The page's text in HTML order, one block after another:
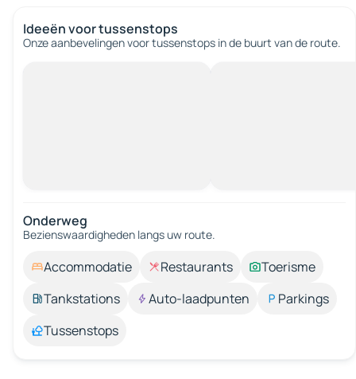
Ideeën voor tussenstops
Onze aanbevelingen voor tussenstops in de buurt van de route.
Onderweg
Bezienswaardigheden langs uw route.
Accommodatie Restaurants
Toerisme
Tankstations
Auto-laadpunten
Parkings
Tussenstops